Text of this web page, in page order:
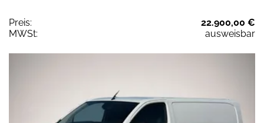
Preis:
22.900,00 €
MWSt:
ausweisbar